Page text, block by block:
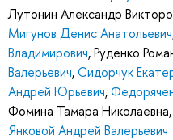
Лутонин Александр
Мигунов Денис Анатольевич
Владимирович,Руденко
Валерьевич,Сидорчук
Андрей Юрьевич,
Фомина Тамара Николаевна,
Янковой Андрей Валерьевич